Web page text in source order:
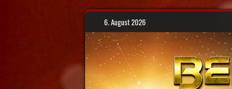
Skip
content
6. August 2026